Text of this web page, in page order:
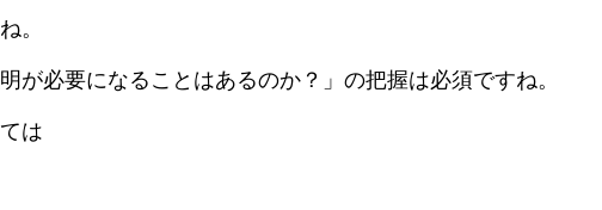
。
が必要になることはあるのか？」の把握は必須ですね。
は